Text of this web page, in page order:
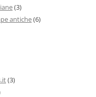
(3)
antiche(6)
(3)